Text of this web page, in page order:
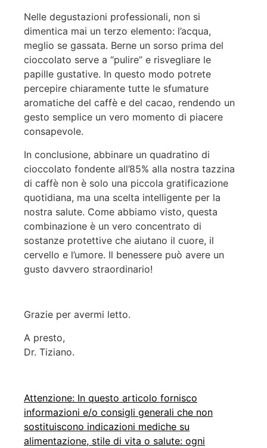
Nelle degustazioni professionali, non si
dimentica mai un terzo elemento: l’acqua,
meglio se gassata. Berne un sorso prima del
cioccolato serve a “pulire” e risvegliare le
papille gustative. In questo modo potrete
percepire chiaramente tutte le sfumature
aromatiche del caffè e del cacao, rendendo un
gesto semplice un vero momento di piacere
consapevole.
In conclusione, abbinare un quadratino di
cioccolato fondente all’85% alla nostra tazzina
di caffè non è solo una piccola gratificazione
quotidiana, ma una scelta intelligente per la
nostra salute. Come abbiamo visto, questa
combinazione è un vero concentrato di
sostanze protettive che aiutano il cuore, il
cervello e l’umore. Il benessere può avere un
gusto davvero straordinario!
Grazie per avermi letto.
A presto,
Dr. Tiziano.
Attenzione: In questo articolo fornisco
informazioni e/o consigli generali che non
sostituiscono indicazioni mediche su
alimentazione, stile di vita o salute: ogni